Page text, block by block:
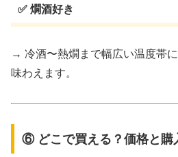
✅ 燗酒好き
→ 冷酒〜熱燗まで幅広い温度帯
味わえます。
⑥ どこで買える？価格と購